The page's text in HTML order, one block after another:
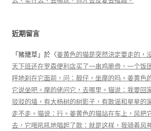
近期留言
「 豬籠草 」於〈姜黄色的猫是突然決定要走的，
天下班还在罗森便利店买了一串鸡脆骨，一个饭
呼地刹在它面前，问：靓仔，坐摩的吗。姜黄色
它说坐吧。摩的佬问它，去哪里。猫说：我要回
驳驳的墙，有大杨树的树影子，有歌谣和星星的
走不走。猫说：行。姜黄色的猫站在车上，风把
去，它哦吼吼地唱起了歌：就是这样，我骑着风